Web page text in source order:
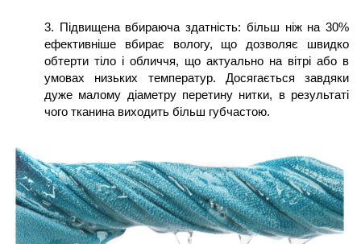
3. Підвищена вбираюча здатність: більш ніж на 30%
ефективніше вбирає вологу, що дозволяє швидко
обтерти тіло і обличчя, що актуально на вітрі або в
умовах низьких температур. Досягається завдяки
дуже малому діаметру перетину нитки, в результаті
чого тканина виходить більш губчастою.